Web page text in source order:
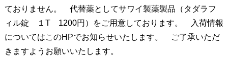
ておりません。 代替薬としてサワイ製薬製品（タダラフ
ィル錠 １T 1200円）をご用意しております。 入荷情報
についてはこのHPでお知らせいたします。 ご了承いただ
きますようお願いいたします。